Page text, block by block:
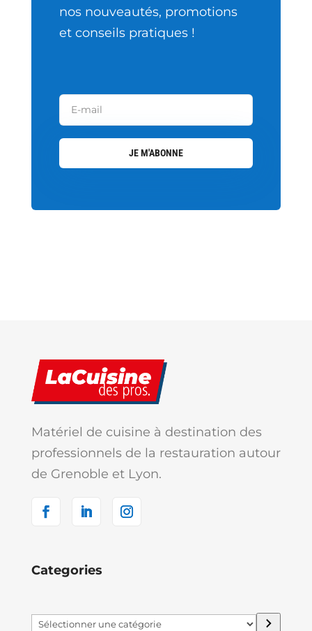
nos nouveautés, promotions
et conseils pratiques !
JE M'ABONNE
Matériel de cuisine à destination des
professionnels de la restauration autour
de Grenoble et Lyon.
Categories
Sélectionner